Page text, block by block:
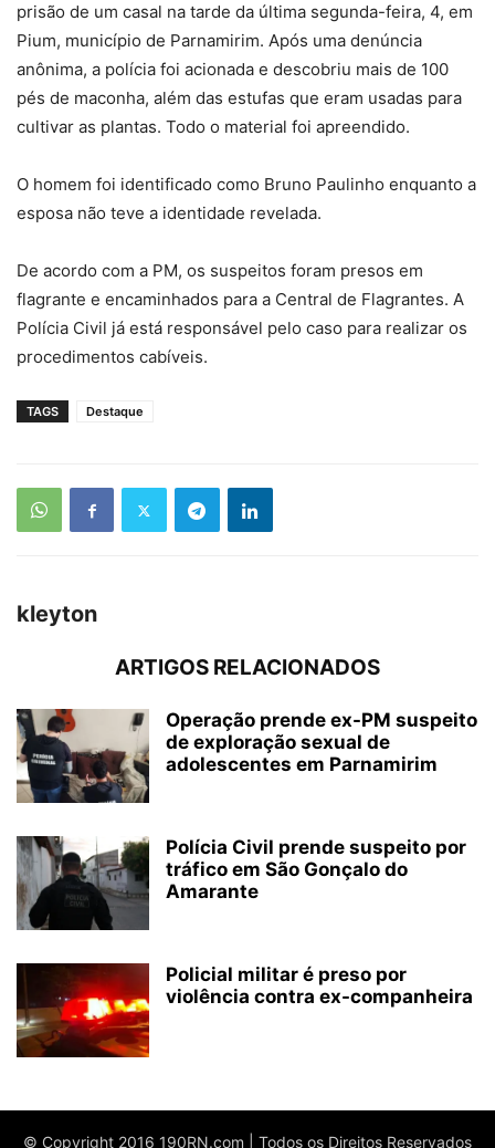
prisão de um casal na tarde da última segunda-feira, 4, em
Pium, município de Parnamirim. Após uma denúncia
anônima, a polícia foi acionada e descobriu mais de 100
pés de maconha, além das estufas que eram usadas para
cultivar as plantas. Todo o material foi apreendido.
O homem foi identificado como Bruno Paulinho enquanto a
esposa não teve a identidade revelada.
De acordo com a PM, os suspeitos foram presos em
flagrante e encaminhados para a Central de Flagrantes. A
Polícia Civil já está responsável pelo caso para realizar os
procedimentos cabíveis.
TAGS Destaque
kleyton
ARTIGOS RELACIONADOS
Operação prende ex-PM suspeito
de exploração sexual de
adolescentes em Parnamirim
Polícia Civil prende suspeito por
tráfico em São Gonçalo do
Amarante
Policial militar é preso por
violência contra ex-companheira
© Copyright 2016 190RN.com | Todos os Direitos Reservados